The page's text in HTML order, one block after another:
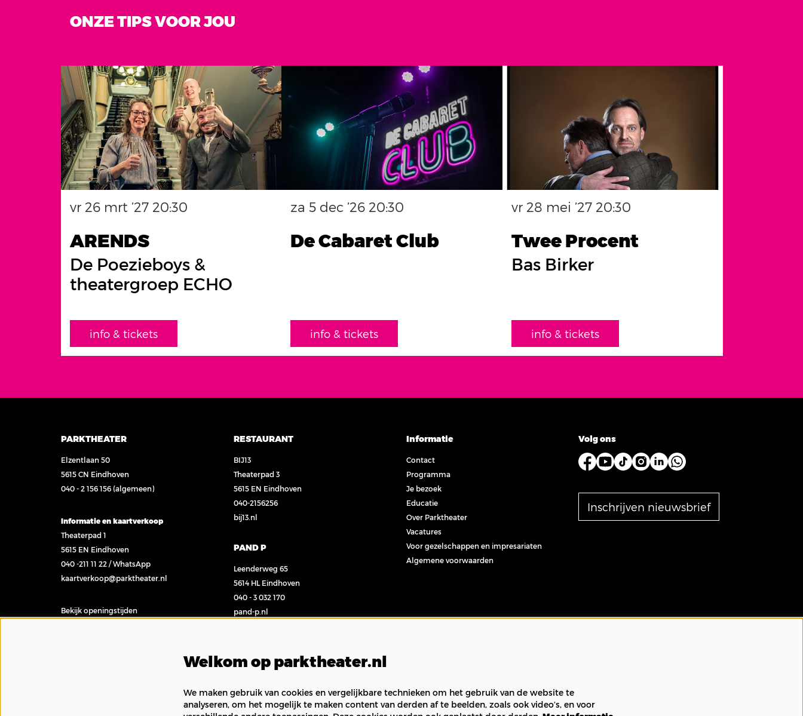
ONZE TIPS VOOR JOU
ARENDS
De Poezieboys &
theatergroep ECHO
vr 26 mrt ’27 20:30
info & tickets
De Cabaret Club
za 5 dec ’26 20:30
info & tickets
Twee Procent
Bas Birker
vr 28 mei ’27 20:30
info & tickets
PARKTHEATER
Elzentlaan 50
5615 CN Eindhoven
040 - 2 156 156 (algemeen)
Informatie en kaartverkoop
Theaterpad 1
5615 EN Eindhoven
040 -211 11 22 /WhatsApp
kaartverkoop@parktheater.nl
Bekijk openingstijden
RESTAURANT
BIJ13
Theaterpad 3
5615 EN Eindhoven
040-2156256
bij13.nl
PAND P
Leenderweg 65
5614 HL Eindhoven
040 - 3 032 170
pand-p.nl
Informatie
Contact
Programma
Je bezoek
Educatie
Over Parktheater
Vacatures
Voor gezelschappen en impresariaten
Algemene voorwaarden
Volg ons
Inschrijven nieuwsbrief
Welkom op parktheater.nl
We maken gebruik van cookies en vergelijkbare technieken om het gebruik van de website te
analyseren, om het mogelijk te maken content van derden af te beelden, zoals ook video’s, en voor